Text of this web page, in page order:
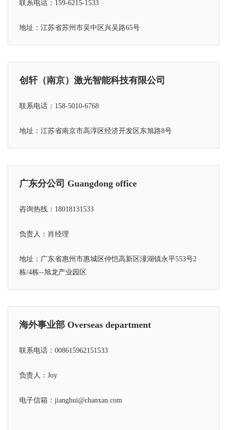
联系电话：159-6215-1533
地址：江苏省苏州市吴中区兴吴路65号
创轩（南京）激光智能科技有限公司
联系电话：158-5010-6768
地址：江苏省南京市高淳区经济开发区东旭路8号
广东分公司 Guangdong office
咨询热线：18018131533
负责人：肖经理
地址：广东省惠州市惠城区仲恺高新区潼湖镇永平553号2
栋/4栋--旭龙产业园区
海外事业部 Overseas department
联系电话：008615962151533
负责人：Joy
电子信箱：jianghui@chanxan.com